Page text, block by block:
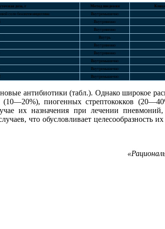
доза, г Метод введения
соли бензилпенициллина Внутремышечно
Внутривенно
Внутривенно
Внутрь
Внутривенно
Внутривенно
Внутремышечно
Внутремышечно
Внутремышечно
антибиотики (табл.). Однако широкое
пиогенных стрептококков
их назначения при лечении
что обусловливает целесообразность